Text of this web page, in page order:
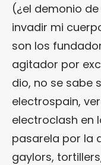
(¿el demonio de
invadir mi
son los
agitador por
dio, no se sabe
electrospain,
electroclash en
pasarela por la
gaylors,